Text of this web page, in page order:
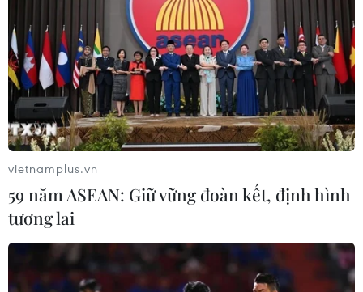
#Kỷ lục Tây Ban Nha
Theo dõi VietnamPlus
TIN LIÊN QUAN
vietnamplus.vn
59 năm ASEAN: Giữ vững đoàn kết, định hình
tương lai